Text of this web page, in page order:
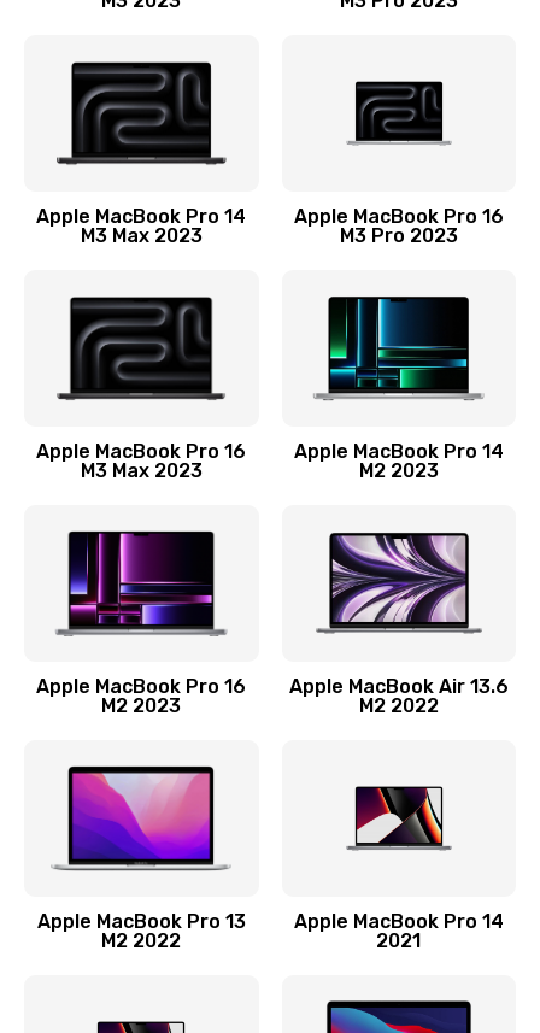
Замена инвертора (модуля подсветки)
1500 руб.
Ремонт цепи питания
Заказать
Ремонт блока питания
Ремонт материнской платы
2500 руб.
Замена блока питания
2900 руб.
Ремонт блока управления
Apple MacBook Pro 14
M3 Max 2023
Apple MacBook Pro 16
M3 Pro 2023
Apple MacBook Pro 16
M3 Max 2023
Apple MacBook Pro 14
M2 2023
Apple MacBook Pro 16
M2 2023
Apple MacBook Air 13.6
M2 2022
Apple MacBook Pro 13
M2 2022
Apple MacBook Pro 14
2021